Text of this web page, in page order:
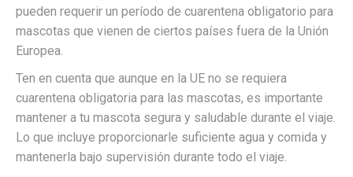
pueden requerir un período de cuarentena obligatorio para
mascotas que vienen de ciertos países fuera de la Unión
Europea.
Ten en cuenta que aunque en la UE no se requiera
cuarentena obligatoria para las mascotas, es importante
mantener a tu mascota segura y saludable durante el viaje.
Lo que incluye proporcionarle suficiente agua y comida y
mantenerla bajo supervisión durante todo el viaje.